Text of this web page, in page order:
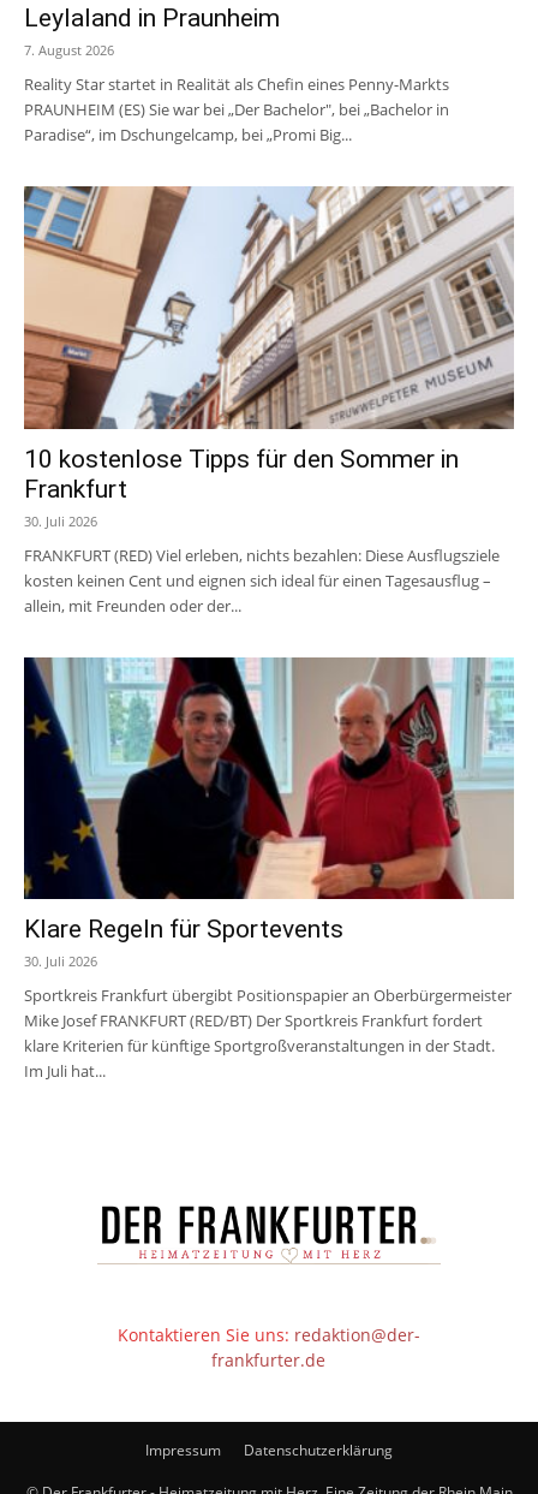
Leylaland in Praunheim
7. August 2026
Reality Star startet in Realität als Chefin eines Penny-Markts
PRAUNHEIM (ES) Sie war bei „Der Bachelor", bei „Bachelor in
Paradise“, im Dschungelcamp, bei „Promi Big...
10 kostenlose Tipps für den Sommer in
Frankfurt
30. Juli 2026
FRANKFURT (RED) Viel erleben, nichts bezahlen: Diese Ausflugsziele
kosten keinen Cent und eignen sich ideal für einen Tagesausflug –
allein, mit Freunden oder der...
Klare Regeln für Sportevents
30. Juli 2026
Sportkreis Frankfurt übergibt Positionspapier an Oberbürgermeister
Mike Josef FRANKFURT (RED/BT) Der Sportkreis Frankfurt fordert
klare Kriterien für künftige Sportgroßveranstaltungen in der Stadt.
Im Juli hat...
Kontaktieren Sie uns: redaktion@der-
frankfurter.de
Impressum Datenschutzerklärung